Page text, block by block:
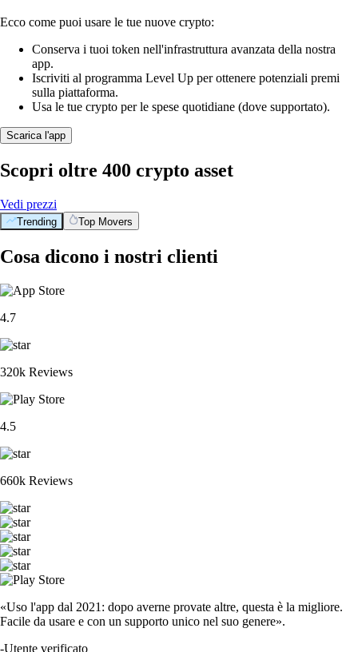
Ecco come puoi usare le tue nuove crypto:
Conserva i tuoi token nell'infrastruttura avanzata della nostra
app.
Iscriviti al programma Level Up per ottenere potenziali premi
sulla piattaforma.
Usa le tue crypto per le spese quotidiane (dove supportato).
Scarica l'app
Scopri oltre 400 crypto asset
Vedi prezzi
Trending Top Movers
Cosa dicono i nostri clienti
4.7
320k Reviews
4.5
660k Reviews
«Uso l'app dal 2021: dopo averne provate altre, questa è la migliore.
Facile da usare e con un supporto unico nel suo genere».
-Utente verificato